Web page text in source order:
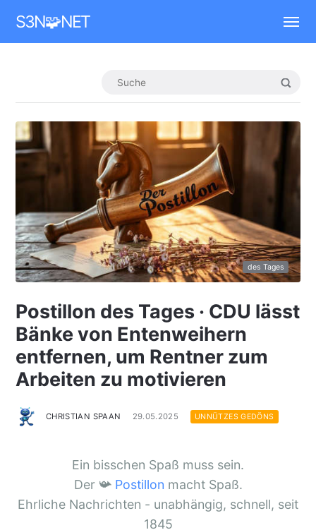
S3N🧩NET
des Tages
Postillon des Tages · CDU lässt
Bänke von Entenweihern
entfernen, um Rentner zum
Arbeiten zu motivieren
CHRISTIAN SPAAN 29.05.2025 UNNÜTZES GEDÖNS
Ein bisschen Spaß muss sein.
Der 📯 Postillon macht Spaß.
Ehrliche Nachrichten - unabhängig, schnell, seit
1845